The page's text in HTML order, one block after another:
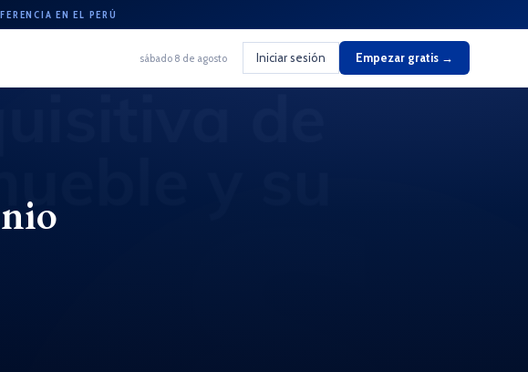
EN EL PERÚ
sábado 8 de agosto Iniciar sesión Empezar gratis →